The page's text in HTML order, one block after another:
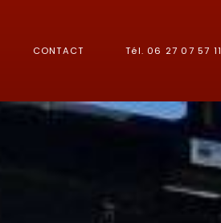
CONTACT Tél. 06 27 07 57 11